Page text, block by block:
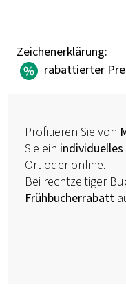
Zeichenerklärung:
rabattierter
Profitieren Sie von
Sie ein
Ort oder online.
Bei rechtzeitiger
Frühbucherrabatt